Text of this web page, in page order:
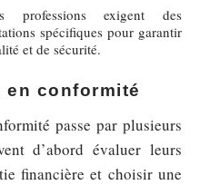
professions exigent des
spécifiques pour garantir
et de sécurité.
en conformité
passe par plusieurs
d’abord évaluer leurs
financière et choisir une